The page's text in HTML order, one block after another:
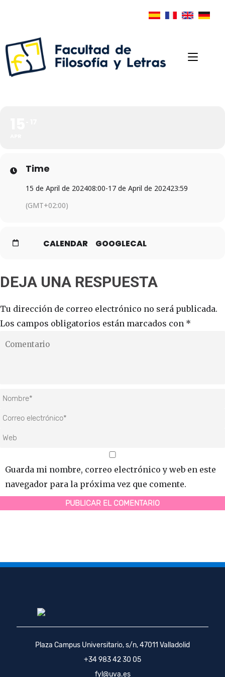
Time
15 de April de 202408:00-17 de April de 202423:59
(GMT+02:00)
CALENDAR GOOGLECAL
DEJA UNA RESPUESTA
Tu dirección de correo electrónico no será publicada.
Los campos obligatorios están marcados con *
Guarda mi nombre, correo electrónico y web en este
navegador para la próxima vez que comente.
Plaza Campus Universitario, s/n, 47011 Valladolid
+34 983 42 30 05
fyl@uva.es